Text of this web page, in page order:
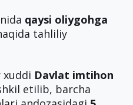
qaysi oliygohga
tahliliy
Davlat imtihon
etilib, barcha